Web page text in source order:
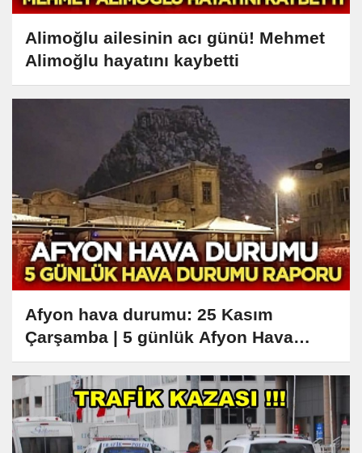
Alimoğlu ailesinin acı günü! Mehmet
Alimoğlu hayatını kaybetti
Afyon hava durumu: 25 Kasım
Çarşamba | 5 günlük Afyon Hava
Durumu